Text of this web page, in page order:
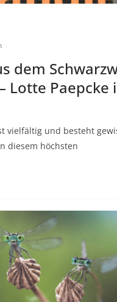
dem
Lotte
vielfältig und besteht
diesem höchsten